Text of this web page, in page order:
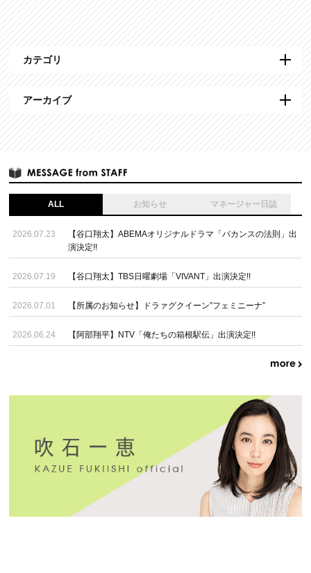
カテゴリ
アーカイブ
ALL お知らせ マネージャー日誌
2026.07.23
【谷口翔太】ABEMAオリジナルドラマ「バカンスの法則」出
演決定!!
2026.07.19 【谷口翔太】TBS日曜劇場「VIVANT」出演決定!!
2026.07.01 【所属のお知らせ】ドラァグクイーン”フェミニーナ”
2026.06.24 【阿部翔平】NTV「俺たちの箱根駅伝」出演決定!!